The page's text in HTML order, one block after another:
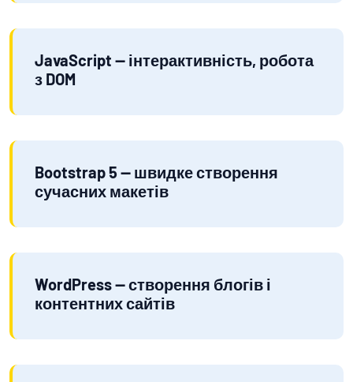
JavaScript — інтерактивність, робота
з DOM
Bootstrap 5 — швидке створення
сучасних макетів
WordPress — створення блогів і
контентних сайтів